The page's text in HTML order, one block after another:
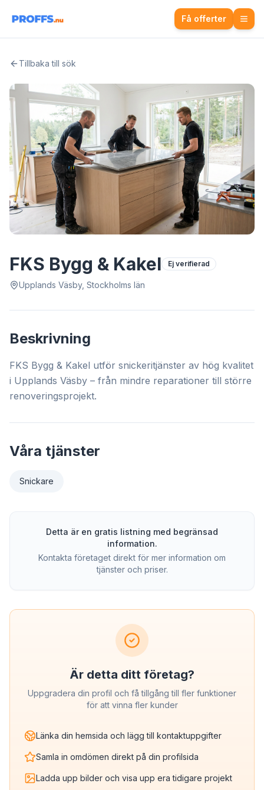
Få offerter
Tillbaka till sök
FKS Bygg & Kakel Ej verifierad
Upplands Väsby, Stockholms län
Beskrivning
FKS Bygg & Kakel utför snickeritjänster av hög kvalitet
i Upplands Väsby – från mindre reparationer till större
renoveringsprojekt.
Våra tjänster
Snickare
Detta är en gratis listning med begränsad
information.
Kontakta företaget direkt för mer information om
tjänster och priser.
Är detta ditt företag?
Uppgradera din profil och få tillgång till fler funktioner
för att vinna fler kunder
Länka din hemsida och lägg till kontaktuppgifter
Samla in omdömen direkt på din profilsida
Ladda upp bilder och visa upp era tidigare projekt